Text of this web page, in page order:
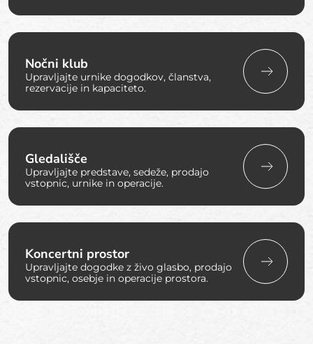
Nočni klub
Upravljajte urnike dogodkov, članstva,
rezervacije in kapaciteto.
Gledališče
Upravljajte predstave, sedeže, prodajo
vstopnic, urnike in operacije.
Koncertni prostor
Upravljajte dogodke z živo glasbo, prodajo
vstopnic, osebje in operacije prostora.